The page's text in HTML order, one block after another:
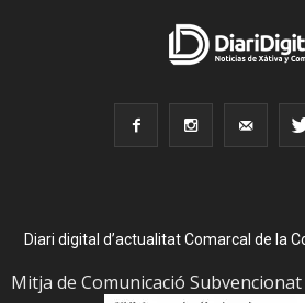
Diari digital d’actualitat Comarcal de la
Mitja de Comunicació